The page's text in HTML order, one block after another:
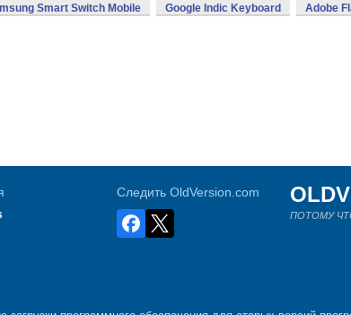
Smart Switch Mobile Google Indic Keyboard Adobe
Следить OldVersion.com
ПОТОМУ